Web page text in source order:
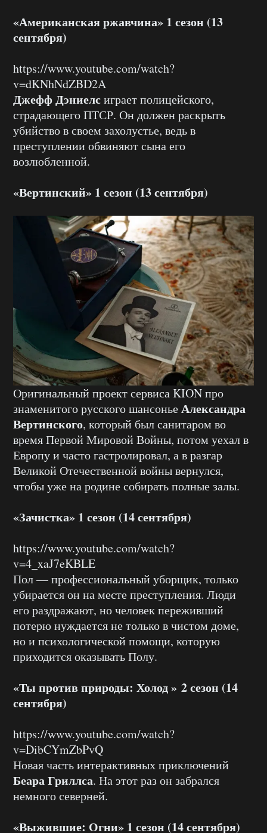
«Американская ржавчина» 1 сезон (13
сентября)
https://www.youtube.com/watch?
v=dKNhNdZBD2A
Джефф Дэниелсиграет полицейского,
страдающего ПТСР. Он должен раскрыть
убийство в своем захолустье, ведь в
преступлении обвиняют сына его
возлюбленной.
«Вертинский» 1 сезон (13 сентября)
Оригинальный проект сервиса KION про
знаменитого русского шансоньеАлександра
Вертинского, который был санитаром во
время Первой Мировой Войны, потом уехал в
Европу и часто гастролировал, а в разгар
Великой Отечественной войны вернулся,
чтобы уже на родине собирать полные залы.
«Зачистка» 1 сезон (14 сентября)
https://www.youtube.com/watch?
v=4_xaJ7eKBLE
Пол — профессиональный уборщик, только
убирается он на месте преступления. Люди
его раздражают, но человек переживший
потерю нуждается не только в чистом доме,
но и психологической помощи, которую
приходится оказывать Полу.
«Ты против природы: Холод » 2 сезон (14
сентября)
https://www.youtube.com/watch?
v=DibCYmZbPvQ
Новая часть интерактивных приключений
Беара Гриллса. На этот раз он забрался
немного северней.
«Выжившие: Огни» 1 сезон (14 сентября)